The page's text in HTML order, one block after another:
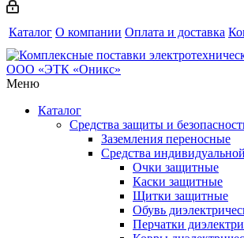
Каталог О компании Оплата и доставка
Меню
Каталог
Средства защиты и
Заземления переносные
Средства
Очки защитные
Каски защитные
Щитки защитные
Обувь
Перчатки